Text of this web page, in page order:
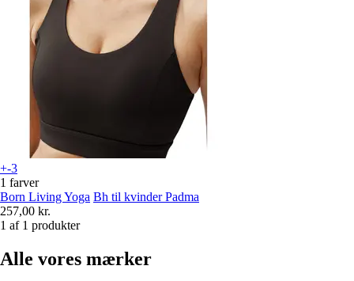
+-3
1 farver
Born Living Yoga Bh til kvinder Padma
257,00 kr.
1 af 1 produkter
Alle vores mærker